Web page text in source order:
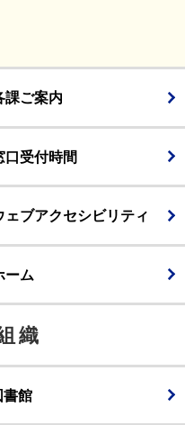
課ご案内
口受付時間
ェブアクセシビリティ
ーム
織
書館